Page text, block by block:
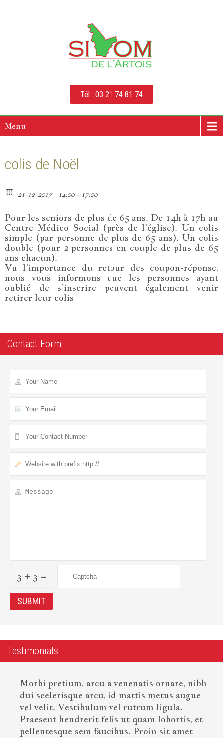
Tél : 03 21 74 81 74
Menu
colis de Noël
21-12-2017 14:00 - 17:00
Pour les seniors de plus de 65 ans. De 14h à 17h au
Centre Médico Social (près de l’église). Un colis
simple (par personne de plus de 65 ans). Un colis
double (pour 2 personnes en couple de plus de 65
ans chacun).
Vu l’importance du retour des coupon-réponse,
nous vous informons que les personnes ayant
oublié de s’inscrire peuvent également venir
retirer leur colis
Contact Form
3 + 3 =
Testimonials
Morbi pretium, arcu a venenatis ornare, nibh
dui scelerisque arcu, id mattis metus augue
vel velit. Vestibulum vel rutrum ligula.
Praesent hendrerit felis ut quam lobortis, et
pellentesque sem faucibus. Proin sit amet